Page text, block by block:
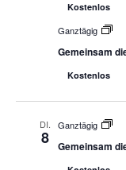
Kostenlos
Ganztägig
Gemeinsam
Kostenlos
DI.
8
Ganztägig
Gemeinsam